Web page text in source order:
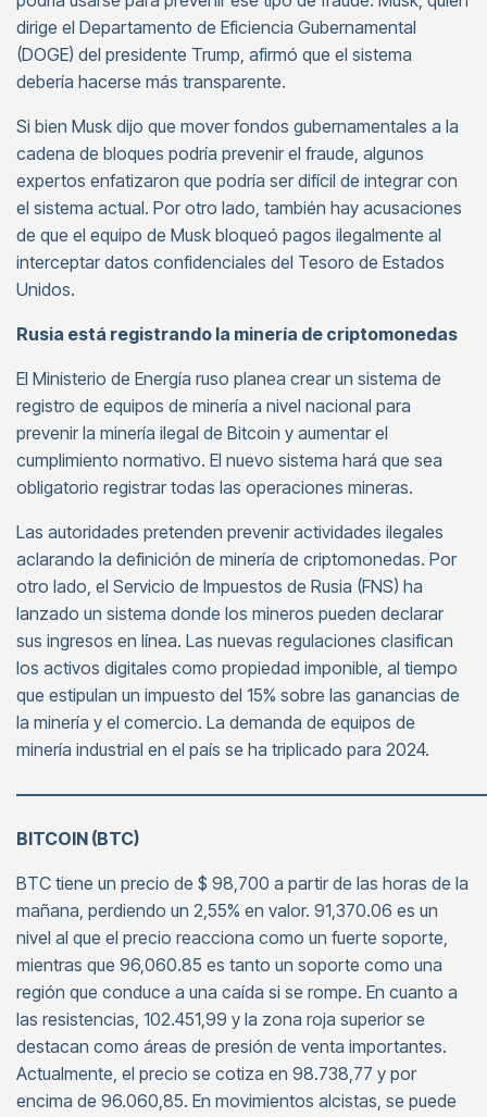
dirige el Departamento de Eficiencia Gubernamental
(DOGE) del presidente Trump, afirmó que el sistema
debería hacerse más transparente.
Si bien Musk dijo que mover fondos gubernamentales a la
cadena de bloques podría prevenir el fraude, algunos
expertos enfatizaron que podría ser difícil de integrar con
el sistema actual. Por otro lado, también hay acusaciones
de que el equipo de Musk bloqueó pagos ilegalmente al
interceptar datos confidenciales del Tesoro de Estados
Unidos.
Rusia está registrando la minería de criptomonedas
El Ministerio de Energía ruso planea crear un sistema de
registro de equipos de minería a nivel nacional para
prevenir la minería ilegal de Bitcoin y aumentar el
cumplimiento normativo. El nuevo sistema hará que sea
obligatorio registrar todas las operaciones mineras.
Las autoridades pretenden prevenir actividades ilegales
aclarando la definición de minería de criptomonedas. Por
otro lado, el Servicio de Impuestos de Rusia (FNS) ha
lanzado un sistema donde los mineros pueden declarar
sus ingresos en línea. Las nuevas regulaciones clasifican
los activos digitales como propiedad imponible, al tiempo
que estipulan un impuesto del 15% sobre las ganancias de
la minería y el comercio. La demanda de equipos de
minería industrial en el país se ha triplicado para 2024.
BITCOIN (BTC)
BTC tiene un precio de $ 98,700 a partir de las horas de la
mañana, perdiendo un 2,55% en valor. 91,370.06 es un
nivel al que el precio reacciona como un fuerte soporte,
mientras que 96,060.85 es tanto un soporte como una
región que conduce a una caída si se rompe. En cuanto a
las resistencias, 102.451,99 y la zona roja superior se
destacan como áreas de presión de venta importantes.
Actualmente, el precio se cotiza en 98.738,77 y por
encima de 96.060,85. En movimientos alcistas, se puede